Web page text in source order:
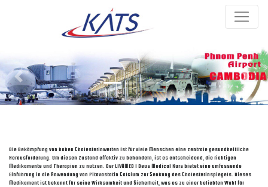
Previous Next
Die Bekämpfung von hohen Cholesterinwerten ist für viele Menschen eine zentrale gesundheitliche
Herausforderung. Um diesen Zustand effektiv zu behandeln, ist es entscheidend, die richtigen
Medikamente und Therapien zu nutzen. Der LIVAMED 1 Deus Medical Kurs bietet eine umfassende
Einführung in die Anwendung von Pitavastatin Calcium zur Senkung des Cholesterinspiegels. Dieses
Medikament ist bekannt für seine Wirksamkeit und Sicherheit, was es zu einer beliebten Wahl für